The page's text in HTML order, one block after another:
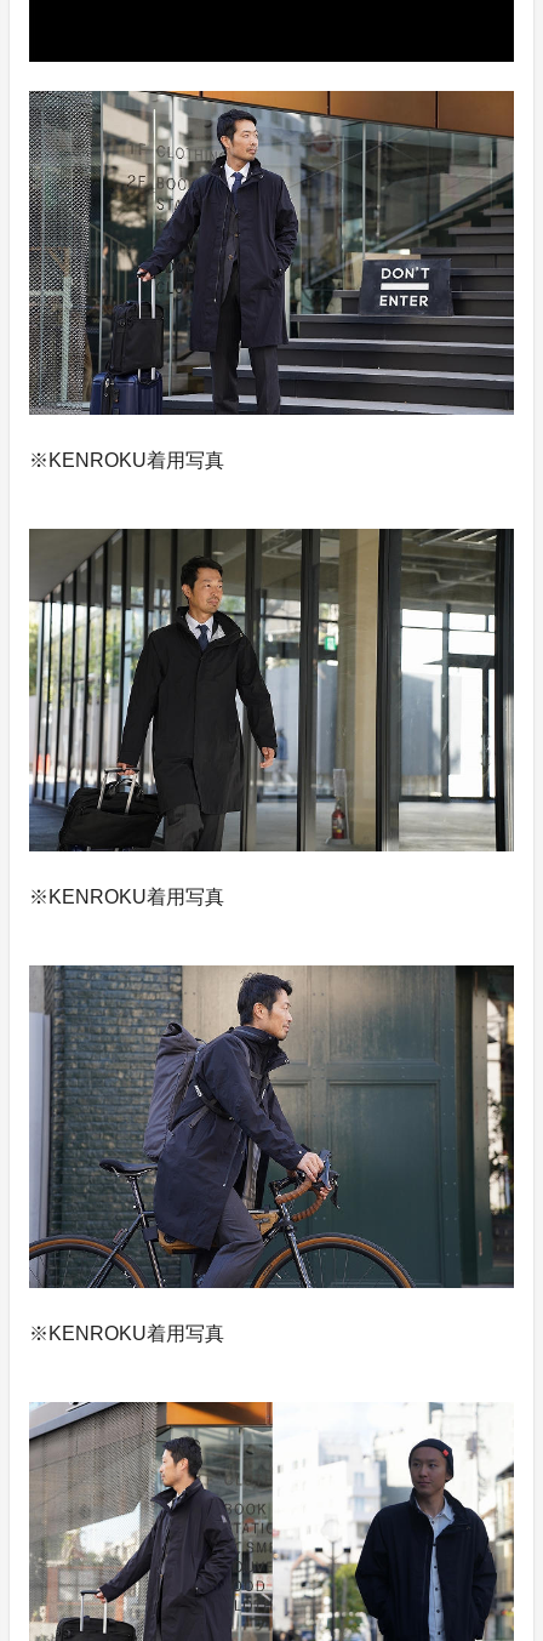
※KENROKU着用写真
※KENROKU着用写真
※KENROKU着用写真